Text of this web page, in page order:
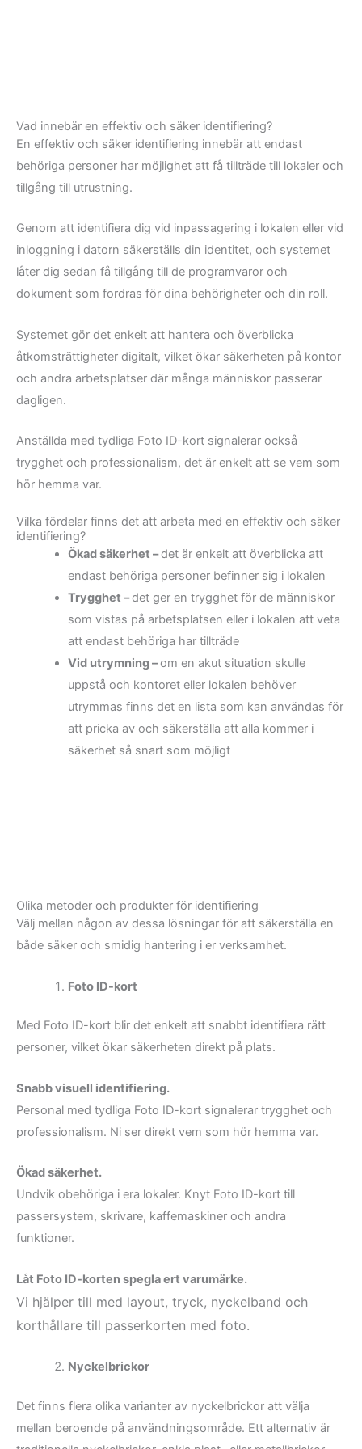
Vad innebär en effektiv och säker identifiering?
En effektiv och säker identifiering innebär att endast
behöriga personer har möjlighet att få tillträde till lokaler och
tillgång till utrustning.
Genom att identifiera dig vid inpassagering i lokalen eller vid
inloggning i datorn säkerställs din identitet, och systemet
låter dig sedan få tillgång till de programvaror och
dokument som fordras för dina behörigheter och din roll.
Systemet gör det enkelt att hantera och överblicka
åtkomsträttigheter digitalt, vilket ökar säkerheten på kontor
och andra arbetsplatser där många människor passerar
dagligen.
Anställda med tydliga Foto ID-kort signalerar också
trygghet och professionalism, det är enkelt att se vem som
hör hemma var.
Vilka fördelar finns det att arbeta med en effektiv och säker
identifiering?
Ökad säkerhet –det är enkelt att överblicka att
endast behöriga personer befinner sig i lokalen
Trygghet –det ger en trygghet för de människor
som vistas på arbetsplatsen eller i lokalen att veta
att endast behöriga har tillträde
Vid utrymning –om en akut situation skulle
uppstå och kontoret eller lokalen behöver
utrymmas finns det en lista som kan användas för
att pricka av och säkerställa att alla kommer i
säkerhet så snart som möjligt
Olika metoder och produkter för identifiering
Välj mellan någon av dessa lösningar för att säkerställa en
både säker och smidig hantering i er verksamhet.
Foto ID-kort
Med Foto ID-kort blir det enkelt att snabbt identifiera rätt
personer, vilket ökar säkerheten direkt på plats.
Snabb visuell identifiering.
Personal med tydliga Foto ID-kort signalerar trygghet och
professionalism. Ni ser direkt vem som hör hemma var.
Ökad säkerhet.
Undvik obehöriga i era lokaler. Knyt Foto ID-kort till
passersystem, skrivare, kaffemaskiner och andra
funktioner.
Låt Foto ID-korten spegla ert varumärke.
Vi hjälper till med layout, tryck, nyckelband och
korthållare till passerkorten med foto.
Nyckelbrickor
Det finns flera olika varianter av nyckelbrickor att välja
mellan beroende på användningsområde. Ett alternativ är